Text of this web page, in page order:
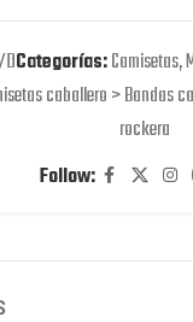
Categorías:Camisetas,
caballero > Bandas
rockera
Follow: